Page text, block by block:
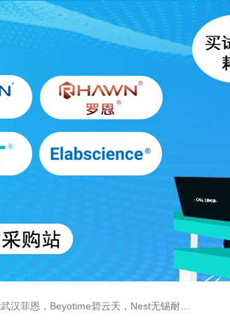
，Elabscience伊莱瑞特，Macklin麦克林生物，Cobioer科佰生物